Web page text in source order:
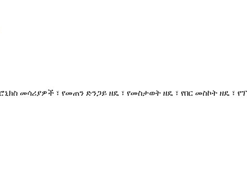
መሳሪያዎች ፣ የመጠን ድንጋይ ዘዴ ፣ የመስታወት ዘዴ ፣ የበር መስኮት ዘዴ